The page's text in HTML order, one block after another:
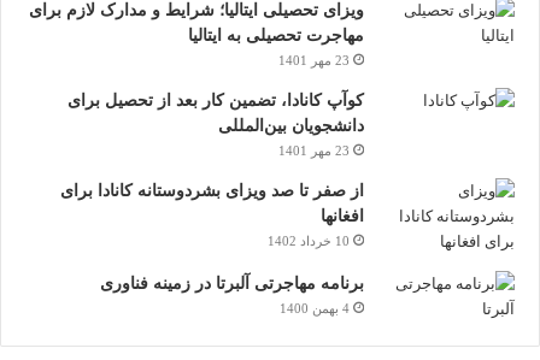
ویزای تحصیلی ایتالیا؛ شرایط و مدارک لازم برای
مهاجرت تحصیلی به ایتالیا
23 مهر 1401
کوآپ کانادا، تضمین کار بعد از تحصیل برای
دانشجویان بین‌المللی
23 مهر 1401
از صفر تا صد ویزای بشردوستانه کانادا برای
افغانها
10 خرداد 1402
برنامه مهاجرتی آلبرتا در زمینه فناوری
4 بهمن 1400